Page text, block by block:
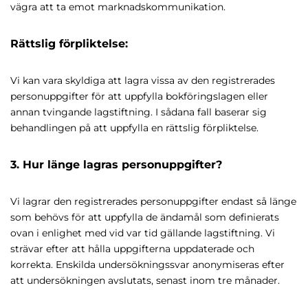
vägra att ta emot marknadskommunikation.
Rättslig förpliktelse:
Vi kan vara skyldiga att lagra vissa av den registrerades
personuppgifter för att uppfylla bokföringslagen eller
annan tvingande lagstiftning. I sådana fall baserar sig
behandlingen på att uppfylla en rättslig förpliktelse.
3. Hur länge lagras personuppgifter?
Vi lagrar den registrerades personuppgifter endast så länge
som behövs för att uppfylla de ändamål som definierats
ovan i enlighet med vid var tid gällande lagstiftning. Vi
strävar efter att hålla uppgifterna uppdaterade och
korrekta. Enskilda undersökningssvar anonymiseras efter
att undersökningen avslutats, senast inom tre månader.